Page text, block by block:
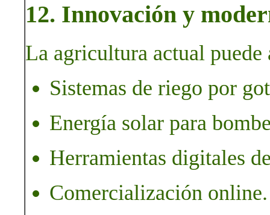
12. Innovación y
La agricultura actual puede
Sistemas de riego por
Energía solar para
Herramientas digitales
Comercialización online.